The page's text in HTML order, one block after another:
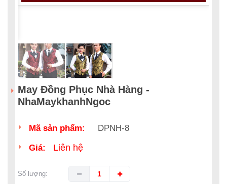
May Đồng Phục Nhà Hàng -
NhaMaykhanhNgoc
Mã sản phẩm: DPNH-8
Giá: Liên hệ
Số lượng: